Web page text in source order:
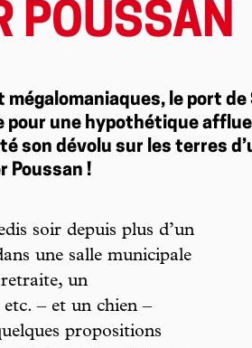
POUSSAN
mégalomaniaques, le port de
pour une hypothétique
son dévolu sur les terres
Poussan !
soir depuis plus d’un
une salle municipale
un
– et un chien –
propositions